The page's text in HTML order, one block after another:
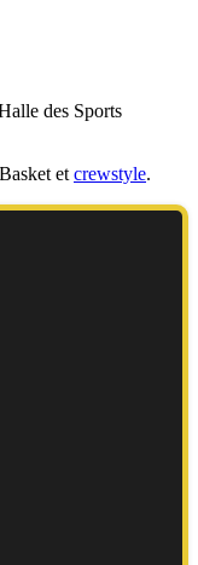
des Sports
et crewstyle.